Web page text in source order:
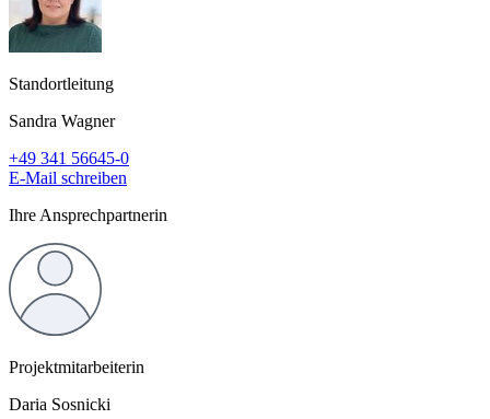
Standortleitung
Sandra Wagner
+49 341 56645-0
E-Mail schreiben
Ihre Ansprechpartnerin
Projektmitarbeiterin
Daria Sosnicki